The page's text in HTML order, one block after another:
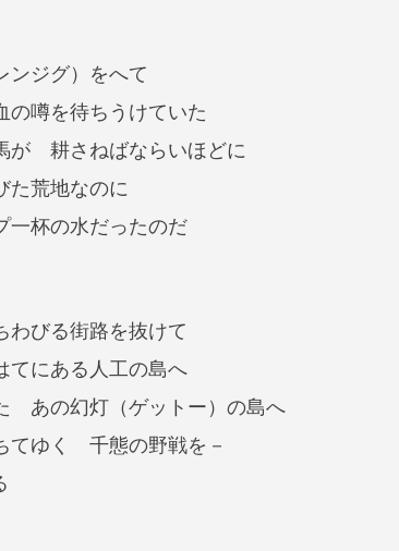
ンジグ）をへて
噂を待ちうけていた
耕さねばならいほどに
荒地なのに
杯の水だったのだ
わびる街路を抜けて
てにある人工の島へ
あの幻灯（ゲットー）の島へ
てゆく 千態の野戦を－